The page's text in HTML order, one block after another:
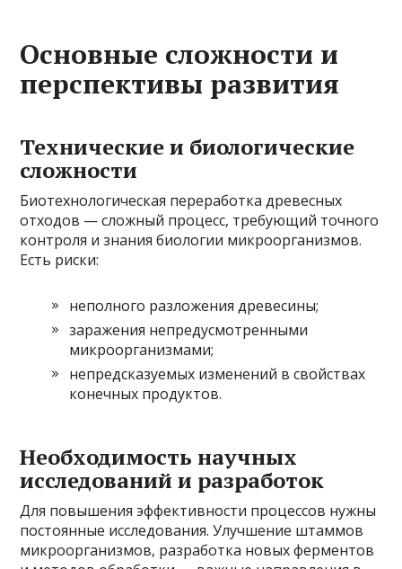
Основные сложности и
перспективы развития
Технические и биологические
сложности
Биотехнологическая переработка древесных
отходов — сложный процесс, требующий точного
контроля и знания биологии микроорганизмов.
Есть риски:
неполного разложения древесины;
заражения непредусмотренными
микроорганизмами;
непредсказуемых изменений в свойствах
конечных продуктов.
Необходимость научных
исследований и разработок
Для повышения эффективности процессов нужны
постоянные исследования. Улучшение штаммов
микроорганизмов, разработка новых ферментов